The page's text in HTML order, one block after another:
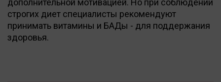
дополнительной мотивацией. Но при соблюдении
строгих диет специалисты рекомендуют
принимать витамины и БАДы - для поддержания
здоровья.